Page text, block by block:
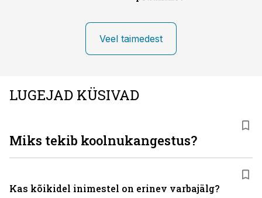
Veel taimedest
LUGEJAD KÜSIVAD
Miks tekib koolnukangestus?
Kas kõikidel inimestel on erinev varbajälg?